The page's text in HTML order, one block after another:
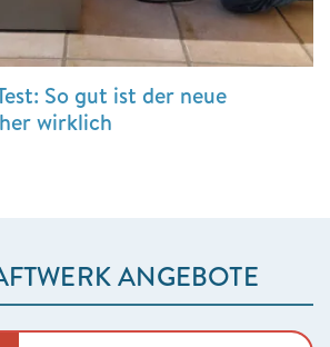
So gut ist der neue
wirklich
ANGEBOTE